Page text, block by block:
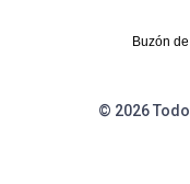
Buzón
© 2026